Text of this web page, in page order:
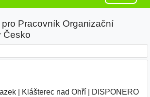
Pracovník Organizační
Česko
Klášterec nad Ohří
DISPONERO